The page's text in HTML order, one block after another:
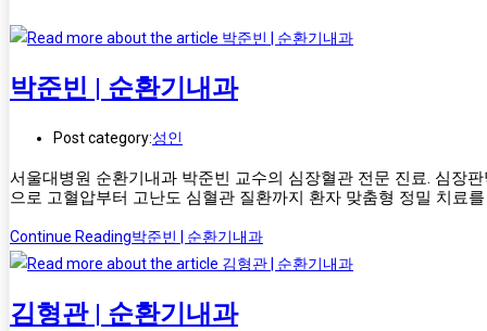
박준빈 | 순환기내과
Post category:성인
서울대병원 순환기내과 박준빈 교수의 심장혈관 전문 진료. 심장
으로 고혈압부터 고난도 심혈관 질환까지 환자 맞춤형 정밀 치료
Continue Reading박준빈 | 순환기내과
김형관 | 순환기내과